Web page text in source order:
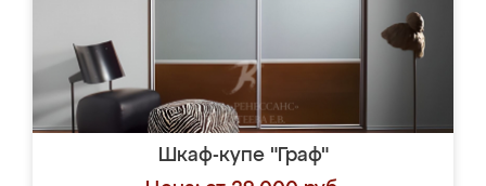
Шкаф-купе "Граф"